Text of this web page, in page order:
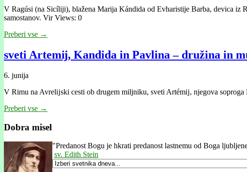
V Ragúsi (na Sicíliji), blažena Marija Kándida od Evharistije Barba, devica iz
samostanov. Vir Views: 0
Preberi vse →
sveti Artemĳ, Kandida in Pavlina – družina in
6. junija
V Rimu na Avrelĳski cesti ob drugem miljniku, sveti Artémĳ, njegova
Preberi vse →
Dobra misel
"Predanost Bogu je hkrati predanost lastnemu od Boga
sv. Edith Stein